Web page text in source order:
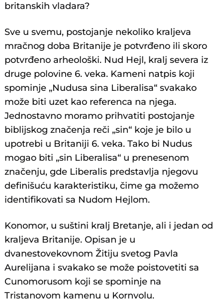
britanskih vladara?
Sve u svemu, postojanje nekoliko kraljeva
mračnog doba Britanije je potvrđeno ili skoro
potvrđeno arheološki. Nud Hejl, kralj severa iz
druge polovine 6. veka. Kameni natpis koji
spominje „Nudusa sina Liberalisa“ svakako
može biti uzet kao referenca na njega.
Jednostavno moramo prihvatiti postojanje
biblijskog značenja reči „sin“ koje je bilo u
upotrebi u Britaniji 6. veka. Tako bi Nudus
mogao biti „sin Liberalisa“ u prenesenom
značenju, gde Liberalis predstavlja njegovu
definišuću karakteristiku, čime ga možemo
identifikovati sa Nudom Hejlom.
Konomor, u suštini kralj Bretanje, ali i jedan od
kraljeva Britanije. Opisan je u
dvanestovekovnom Žitiju svetog Pavla
Aurelijana i svakako se može poistovetiti sa
Cunomorusom koji se spominje na
Tristanovom kamenu u Kornvolu.